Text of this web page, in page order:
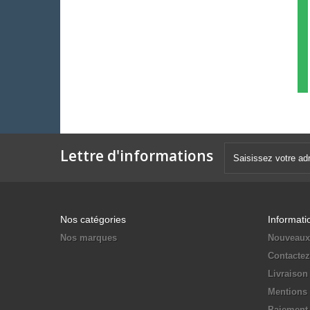
Lettre d'informations
Nos catégories
Nos marques
Livraison
Mentions